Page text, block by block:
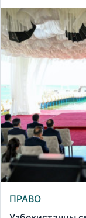
ПРАВО